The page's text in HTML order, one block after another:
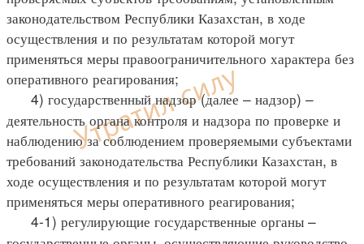
законодательством Республики Казахстан, в ходе
осуществления и по результатам которой могут
применяться меры правоограничительного характера без
оперативного реагирования;
4) государственный надзор (далее – надзор) –
деятельность органа контроля и надзора по проверке и
наблюдению за соблюдением проверяемыми субъектами
требований законодательства Республики Казахстан, в
ходе осуществления и по результатам которой могут
применяться меры оперативного реагирования;
4-1) регулирующие государственные органы –